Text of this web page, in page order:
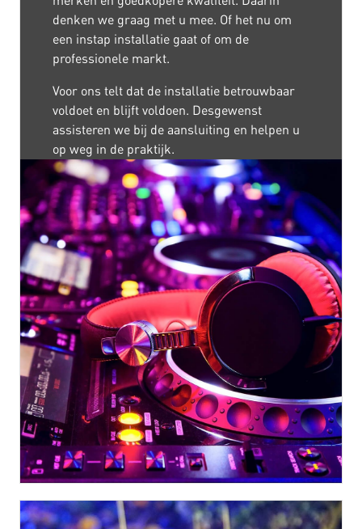
denken we graag met u mee. Of het nu om
een instap installatie gaat of om de
professionele markt.
Voor ons telt dat de installatie betrouwbaar
voldoet en blijft voldoen. Desgewenst
assisteren we bij de aansluiting en helpen u
op weg in de praktijk.